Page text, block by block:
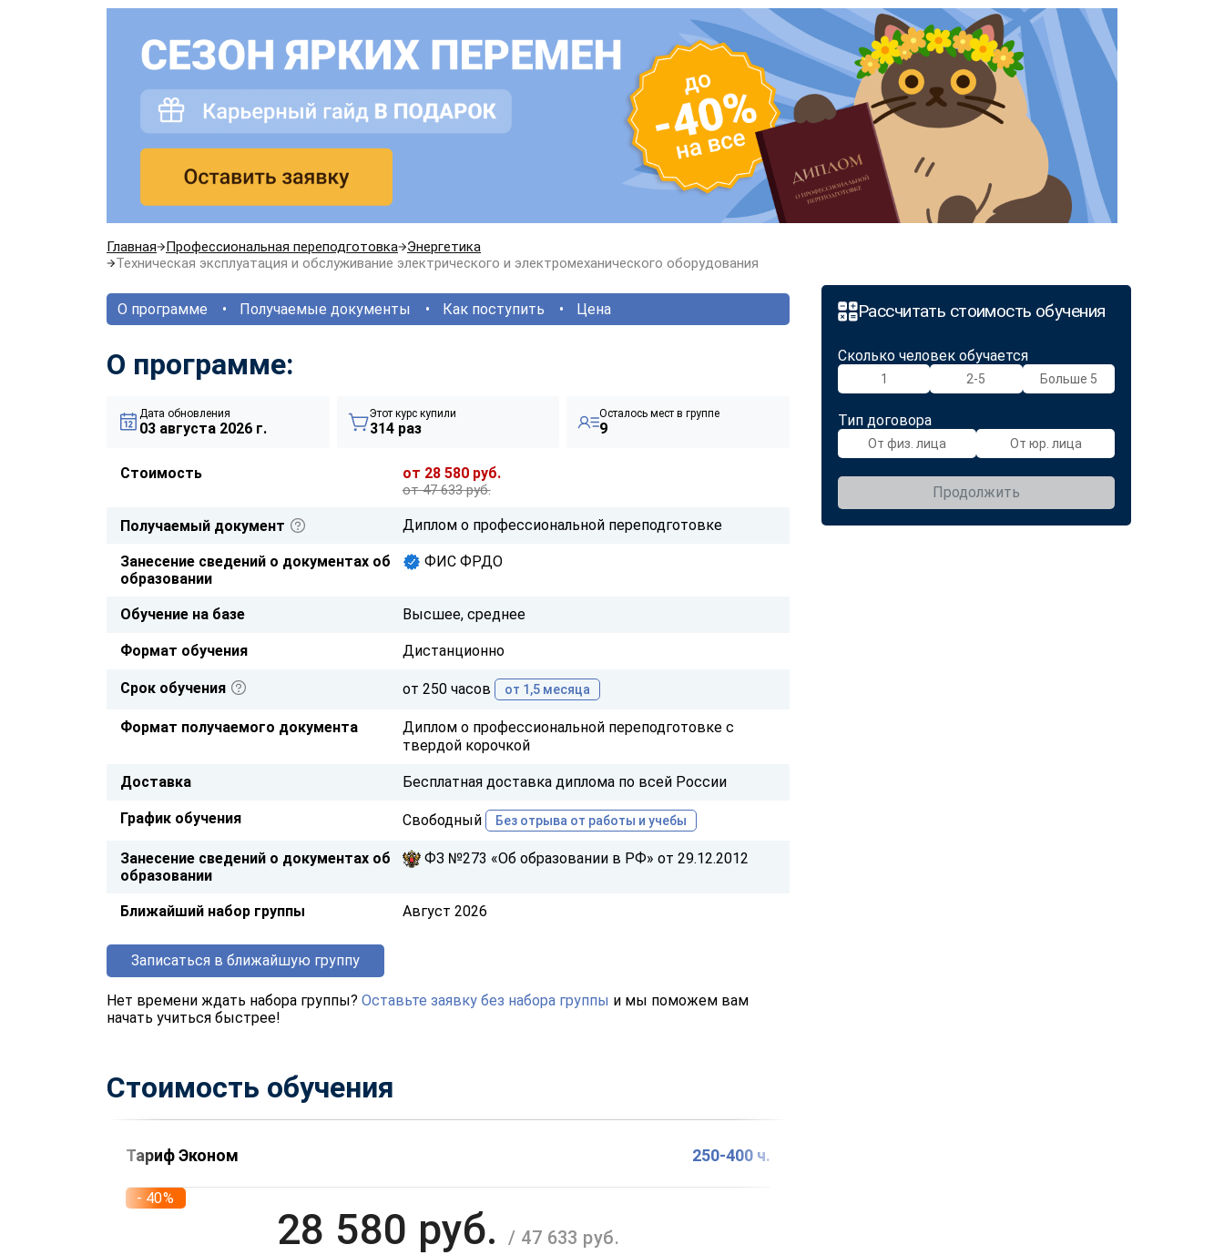
Главная Профессиональная переподготовка
Энергетика
Техническая эксплуатация и обслуживание электрического и электромеханического оборудования
Рассчитать стоимость обучения
Сколько человек обучается
1 2-5 Больше 5
Тип договора
От физ. лица От юр. лица
Продолжить
О программе Получаемые документы Как поступить Цена
О программе:
Дата обновления
03 августа 2026 г.
Этот курс купили
314 раз
Осталось мест в группе
9
Стоимость от 28 580 руб.
от 47 633 руб.
Получаемый документ Диплом о профессиональной переподготовке
Занесение сведений о документах об
образовании
ФИС ФРДО
Обучение на базе Высшее, среднее
Формат обучения Дистанционно
Срок обучения от 250 часов от 1,5 месяца
Формат получаемого документа
Диплом о профессиональной переподготовке с
твердой корочкой
Доставка Бесплатная доставка диплома по всей России
График обучения Свободный Без отрыва от работы и учебы
Занесение сведений о документах об
образовании
ФЗ №273 «Об образовании в РФ» от 29.12.2012
Ближайший набор группы Август 2026
Записаться в ближайшую группу
Нет времени ждать набора группы? Оставьте заявку без набора группы и мы поможем вам
начать учиться быстрее!
Стоимость обучения
Тариф Эконом 250-400 ч.
- 40%
28 580 руб./ 47 633 руб.